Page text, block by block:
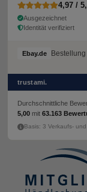
4,97 /
Ausgezeichnet
Identität verifiziert
Ebay.de
trustami.
Durchschnittliche
5,00 mit 63.163
Basis: 3 Verkaufs-